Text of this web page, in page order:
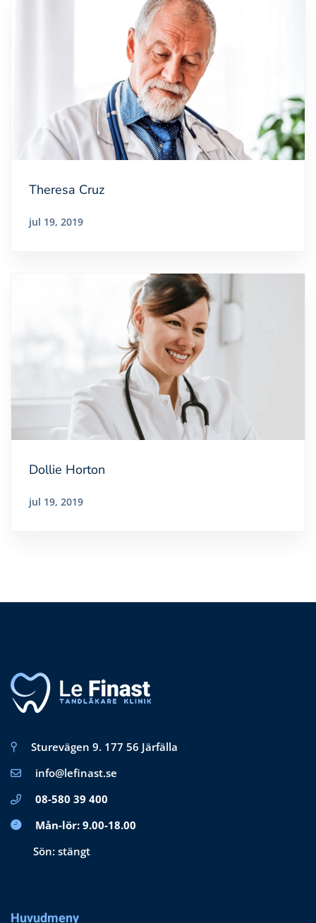
Theresa Cruz
jul 19, 2019
Dollie Horton
jul 19, 2019
Sturevägen 9. 177 56 Järfälla
info@lefinast.se
08-580 39 400
Mån-lör: 9.00-18.00
Sön: stängt
Huvudmeny